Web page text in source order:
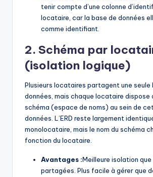
tenir compte d’une colonne
locataire, car la base de données
comme identifiant.
2. Schéma par
(isolation logique)
Plusieurs locataires partagent une seule
données, mais chaque locataire dispose
schéma (espace de noms) au sein de
données. L’ERD reste largement
monolocataire, mais le nom du schéma
fonction du locataire.
Avantages :Meilleure isolation
partagées. Plus facile à gérer que